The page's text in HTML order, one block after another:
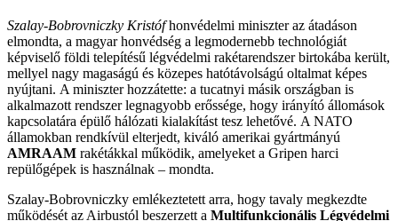
Szalay-Bobrovniczky Kristófhonvédelmi miniszter az átadáson
elmondta, a magyar honvédség a legmodernebb technológiát
képviselő földi telepítésű légvédelmi rakétarendszer birtokába került,
mellyel nagy magaságú és közepes hatótávolságú oltalmat képes
nyújtani. A miniszter hozzátette: a tucatnyi másik országban is
alkalmazott rendszer legnagyobb erőssége, hogy irányító állomások
kapcsolatára épülő hálózati kialakítást tesz lehetővé. A NATO
államokban rendkívül elterjedt, kiváló amerikai gyártmányú
AMRAAM rakétákkal működik, amelyeket a Gripen harci
repülőgépek is használnak – mondta.
Szalay-Bobrovniczky emlékeztetett arra, hogy tavaly megkezdte
működését az Airbustól beszerzett a Multifunkcionális Légvédelmi